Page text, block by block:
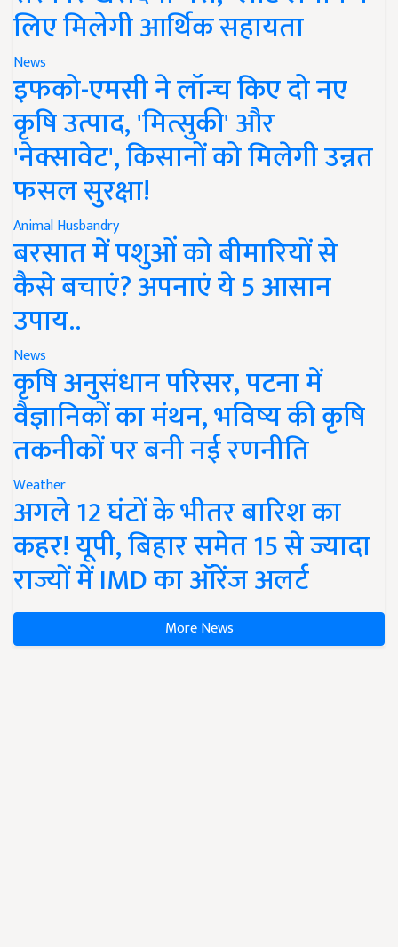
लिए मिलेगी आर्थिक सहायता
News
इफको-एमसी ने लॉन्च किए दो नए
कृषि उत्पाद, 'मित्सुकी' और
'नेक्सावेट', किसानों को मिलेगी उन्नत
फसल सुरक्षा!
Animal Husbandry
बरसात में पशुओं को बीमारियों से
कैसे बचाएं? अपनाएं ये 5 आसान
उपाय..
News
कृषि अनुसंधान परिसर, पटना में
वैज्ञानिकों का मंथन, भविष्य की कृषि
तकनीकों पर बनी नई रणनीति
Weather
अगले 12 घंटों के भीतर बारिश का
कहर! यूपी, बिहार समेत 15 से ज्यादा
राज्यों में IMD का ऑरेंज अलर्ट
More News